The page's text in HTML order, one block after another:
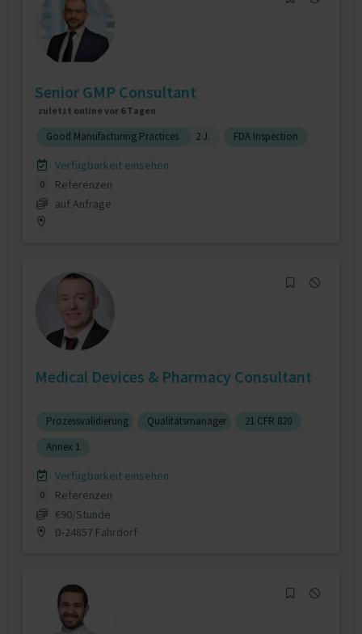
Senior GMP Consultant
zuletzt online vor 6 Tagen
Good Manufacturing Practices 2 J. FDA Inspection
Verfügbarkeit einsehen
0
Referenzen
auf Anfrage
Medical Devices & Pharmacy Consultant
Prozessvalidierung Qualitätsmanager
21 CFR 820
Annex 1
Verfügbarkeit einsehen
0
Referenzen
€90/Stunde
D-24857 Fahrdorf